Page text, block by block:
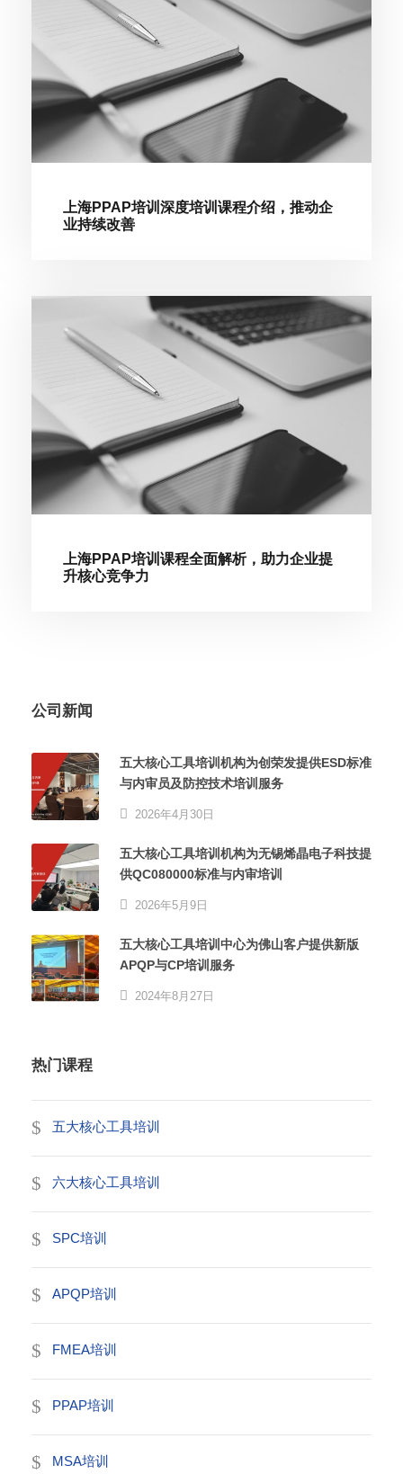
上海PPAP培训深度培训课程介绍，推动企
业持续改善
上海PPAP培训课程全面解析，助力企业提
升核心竞争力
公司新闻
五大核心工具培训机构为创荣发提供ESD标准
与内审员及防控技术培训服务
2026年4月30日
五大核心工具培训机构为无锡烯晶电子科技提
供QC080000标准与内审培训
2026年5月9日
五大核心工具培训中心为佛山客户提供新版
APQP与CP培训服务
2024年8月27日
热门课程
五大核心工具培训
六大核心工具培训
SPC培训
APQP培训
FMEA培训
PPAP培训
MSA培训